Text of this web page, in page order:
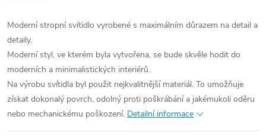
Moderní stropní svítidlo vyrobené s maximálním důrazem na detail a
detaily.
Moderní styl, ve kterém byla vytvořena, se bude skvěle hodit do
moderních a minimalistických interiérů.
Na výrobu svítidla byl použit nejkvalitnější materiál. To umožňuje
získat dokonalý povrch, odolný proti poškrábání a jakémukoli oděru
nebo mechanickému poškození. Detailní informace